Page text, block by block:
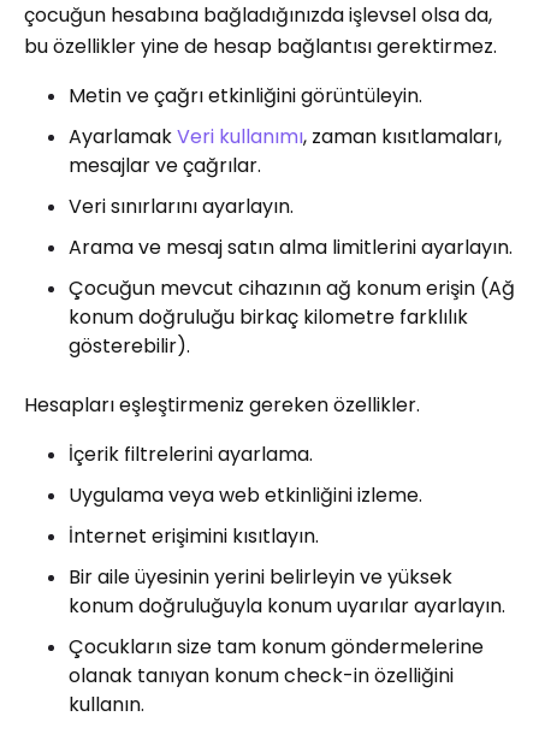
çocuğun hesabına bağladığınızda işlevsel olsa da,
bu özellikler yine de hesap bağlantısı gerektirmez.
Metin ve çağrı etkinliğini görüntüleyin.
AyarlamakVeri kullanımı, zaman kısıtlamaları,
mesajlar ve çağrılar.
Veri sınırlarını ayarlayın.
Arama ve mesaj satın alma limitlerini ayarlayın.
Çocuğun mevcut cihazının ağ konum erişin (Ağ
konum doğruluğu birkaç kilometre farklılık
gösterebilir).
Hesapları eşleştirmeniz gereken özellikler.
İçerik filtrelerini ayarlama.
Uygulama veya web etkinliğini izleme.
İnternet erişimini kısıtlayın.
Bir aile üyesinin yerini belirleyin ve yüksek
konum doğruluğuyla konum uyarılar ayarlayın.
Çocukların size tam konum göndermelerine
olanak tanıyan konum check-in özelliğini
kullanın.